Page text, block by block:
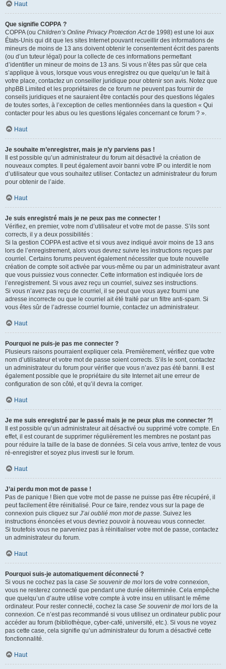
Haut
Que signifie COPPA ?
COPPA (ou Children’s Online Privacy Protection Actde 1998) est une loi aux
États-Unis qui dit que les sites Internet pouvant recueillir des informations de
mineurs de moins de 13 ans doivent obtenir le consentement écrit des parents
(ou d’un tuteur légal) pour la collecte de ces informations permettant
d’identifier un mineur de moins de 13 ans. Si vous n’êtes pas sûr que cela
s’applique à vous, lorsque vous vous enregistrez ou que quelqu’un le fait à
votre place, contactez un conseiller juridique pour obtenir son avis. Notez que
phpBB Limited et les propriétaires de ce forum ne peuvent pas fournir de
conseils juridiques et ne sauraient être contactés pour des questions légales
de toutes sortes, à l’exception de celles mentionnées dans la question « Qui
contacter pour les abus ou les questions légales concernant ce forum ? ».
Haut
Je souhaite m’enregistrer, mais je n’y parviens pas !
Il est possible qu’un administrateur du forum ait désactivé la création de
nouveaux comptes. Il peut également avoir banni votre IP ou interdit le nom
d’utilisateur que vous souhaitez utiliser. Contactez un administrateur du forum
pour obtenir de l’aide.
Haut
Je suis enregistré mais je ne peux pas me connecter !
Vérifiez, en premier, votre nom d’utilisateur et votre mot de passe. S’ils sont
corrects, il y a deux possibilités :
Si la gestion COPPA est active et si vous avez indiqué avoir moins de 13 ans
lors de l’enregistrement, alors vous devrez suivre les instructions reçues par
courriel. Certains forums peuvent également nécessiter que toute nouvelle
création de compte soit activée par vous-même ou par un administrateur avant
que vous puissiez vous connecter. Cette information est indiquée lors de
l’enregistrement. Si vous avez reçu un courriel, suivez ses instructions.
Si vous n’avez pas reçu de courriel, il se peut que vous ayez fourni une
adresse incorrecte ou que le courriel ait été traité par un filtre anti-spam. Si
vous êtes sûr de l’adresse courriel fournie, contactez un administrateur.
Haut
Pourquoi ne puis-je pas me connecter ?
Plusieurs raisons pourraient expliquer cela. Premièrement, vérifiez que votre
nom d’utilisateur et votre mot de passe soient corrects. S’ils le sont, contactez
un administrateur du forum pour vérifier que vous n’avez pas été banni. Il est
également possible que le propriétaire du site Internet ait une erreur de
configuration de son côté, et qu’il devra la corriger.
Haut
Je me suis enregistré par le passé mais je ne peux plus me connecter ?!
Il est possible qu’un administrateur ait désactivé ou supprimé votre compte. En
effet, il est courant de supprimer régulièrement les membres ne postant pas
pour réduire la taille de la base de données. Si cela vous arrive, tentez de vous
ré-enregistrer et soyez plus investi sur le forum.
Haut
J’ai perdu mon mot de passe !
Pas de panique ! Bien que votre mot de passe ne puisse pas être récupéré, il
peut facilement être réinitialisé. Pour ce faire, rendez vous sur la page de
connexion puis cliquez sur J’ai oublié mon mot de passe. Suivez les
instructions énoncées et vous devriez pouvoir à nouveau vous connecter.
Si toutefois vous ne parveniez pas à réinitialiser votre mot de passe, contactez
un administrateur du forum.
Haut
Pourquoi suis-je automatiquement déconnecté ?
Si vous ne cochez pas la case Se souvenir de moi lors de votre connexion,
vous ne resterez connecté que pendant une durée déterminée. Cela empêche
que quelqu’un d’autre utilise votre compte à votre insu en utilisant le même
ordinateur. Pour rester connecté, cochez la case Se souvenir de moi lors de la
connexion. Ce n’est pas recommandé si vous utilisez un ordinateur public pour
accéder au forum (bibliothèque, cyber-café, université, etc.). Si vous ne voyez
pas cette case, cela signifie qu’un administrateur du forum a désactivé cette
fonctionnalité.
Haut